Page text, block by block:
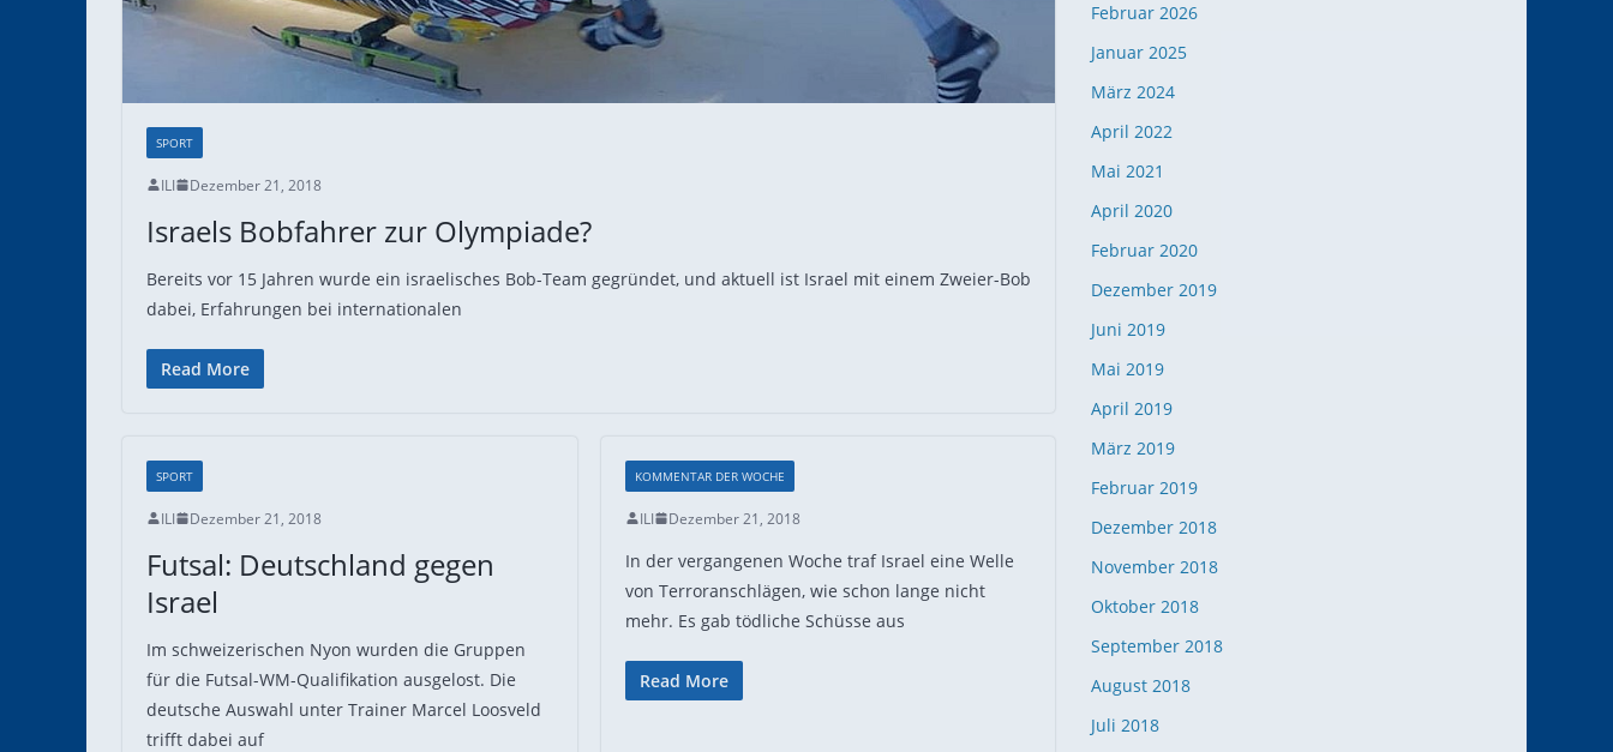
SPORT
ILI Dezember 21, 2018
Israels Bobfahrer zur Olympiade?
Bereits vor 15 Jahren wurde ein israelisches Bob-Team gegründet, und aktuell ist Israel mit einem Zweier-Bob
dabei, Erfahrungen bei internationalen
Read More
SPORT
ILI Dezember 21, 2018
Futsal: Deutschland gegen
Israel
Im schweizerischen Nyon wurden die Gruppen
für die Futsal-WM-Qualifikation ausgelost. Die
deutsche Auswahl unter Trainer Marcel Loosveld
trifft dabei auf
KOMMENTAR DER WOCHE
ILI Dezember 21, 2018
In der vergangenen Woche traf Israel eine Welle
von Terroranschlägen, wie schon lange nicht
mehr. Es gab tödliche Schüsse aus
Read More
Februar 2026
Januar 2025
März 2024
April 2022
Mai 2021
April 2020
Februar 2020
Dezember 2019
Juni 2019
Mai 2019
April 2019
März 2019
Februar 2019
Dezember 2018
November 2018
Oktober 2018
September 2018
August 2018
Juli 2018